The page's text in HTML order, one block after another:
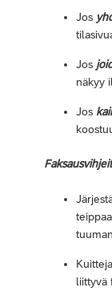
Jos
Jos
näkyy
Jos
liittyvä